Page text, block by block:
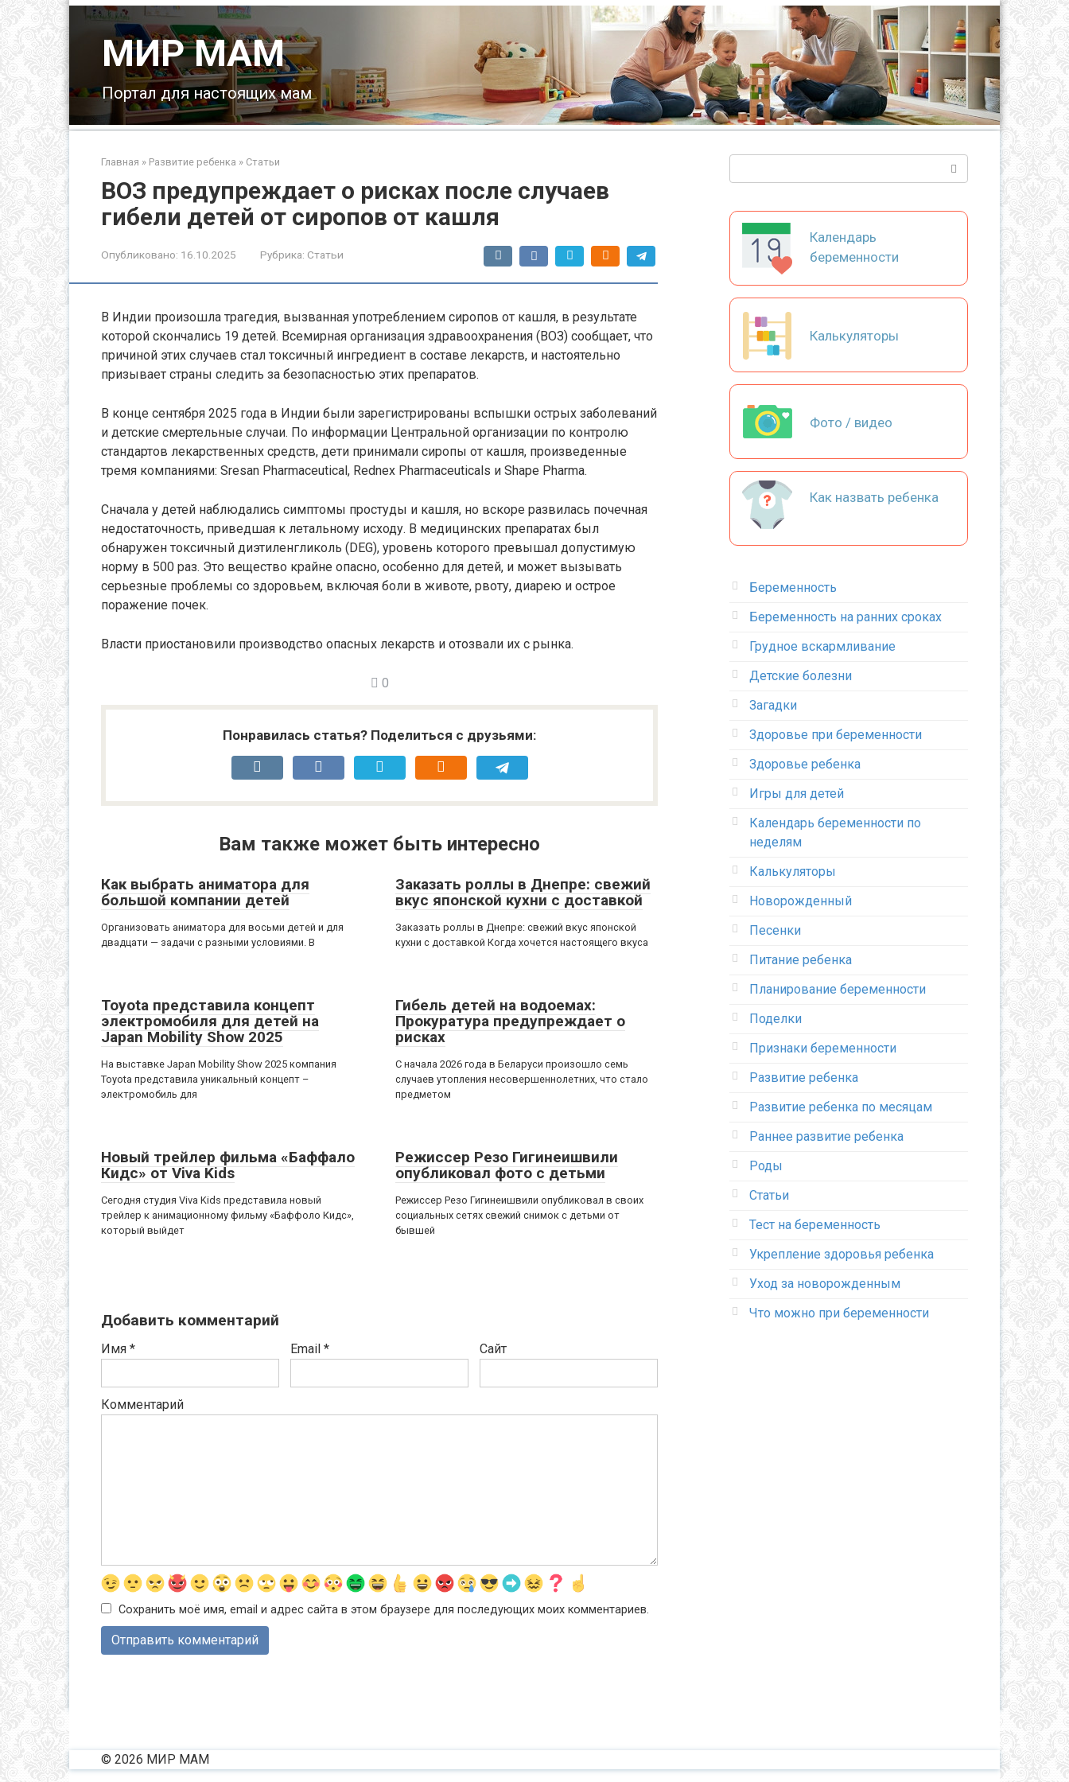
МИР МАМ
Портал для настоящих мам
Главная » Развитие ребенка » Статьи
ВОЗ предупреждает о рисках после случаев
гибели детей от сиропов от кашля
Опубликовано: 16.10.2025 Рубрика: Статьи
В Индии произошла трагедия, вызванная употреблением сиропов от кашля, в результате
которой скончались 19 детей. Всемирная организация здравоохранения (ВОЗ) сообщает, что
причиной этих случаев стал токсичный ингредиент в составе лекарств, и настоятельно
призывает страны следить за безопасностью этих препаратов.
В конце сентября 2025 года в Индии были зарегистрированы вспышки острых заболеваний
и детские смертельные случаи. По информации Центральной организации по контролю
стандартов лекарственных средств, дети принимали сиропы от кашля, произведенные
тремя компаниями: Sresan Pharmaceutical, Rednex Pharmaceuticals и Shape Pharma.
Сначала у детей наблюдались симптомы простуды и кашля, но вскоре развилась почечная
недостаточность, приведшая к летальному исходу. В медицинских препаратах был
обнаружен токсичный диэтиленгликоль (DEG), уровень которого превышал допустимую
норму в 500 раз. Это вещество крайне опасно, особенно для детей, и может вызывать
серьезные проблемы со здоровьем, включая боли в животе, рвоту, диарею и острое
поражение почек.
Власти приостановили производство опасных лекарств и отозвали их с рынка.
0
Понравилась статья? Поделиться с друзьями:
Вам также может быть интересно
Как выбрать аниматора для
большой компании детей
Организовать аниматора для восьми детей и для
двадцати — задачи с разными условиями. В
Заказать роллы в Днепре: свежий
вкус японской кухни с доставкой
Заказать роллы в Днепре: свежий вкус японской
кухни с доставкой Когда хочется настоящего вкуса
Toyota представила концепт
электромобиля для детей на
Japan Mobility Show 2025
На выставке Japan Mobility Show 2025 компания
Toyota представила уникальный концепт –
электромобиль для
Гибель детей на водоемах:
Прокуратура предупреждает о
рисках
С начала 2026 года в Беларуси произошло семь
случаев утопления несовершеннолетних, что стало
предметом
Новый трейлер фильма «Баффало
Кидс» от Viva Kids
Сегодня студия Viva Kids представила новый
трейлер к анимационному фильму «Баффоло Кидс»,
который выйдет
Режиссер Резо Гигинеишвили
опубликовал фото с детьми
Режиссер Резо Гигинеишвили опубликовал в своих
социальных сетях свежий снимок с детьми от
бывшей
Добавить комментарий
Имя * Email * Сайт
Комментарий
Сохранить моё имя, email и адрес сайта в этом браузере для последующих моих комментариев.
Календарь
беременности
Калькуляторы
Фото / видео
Как назвать ребенка
Беременность
Беременность на ранних сроках
Грудное вскармливание
Детские болезни
Загадки
Здоровье при беременности
Здоровье ребенка
Игры для детей
Календарь беременности по
неделям
Калькуляторы
Новорожденный
Песенки
Питание ребенка
Планирование беременности
Поделки
Признаки беременности
Развитие ребенка
Развитие ребенка по месяцам
Раннее развитие ребенка
Роды
Статьи
Тест на беременность
Укрепление здоровья ребенка
Уход за новорожденным
Что можно при беременности
© 2026 МИР МАМ